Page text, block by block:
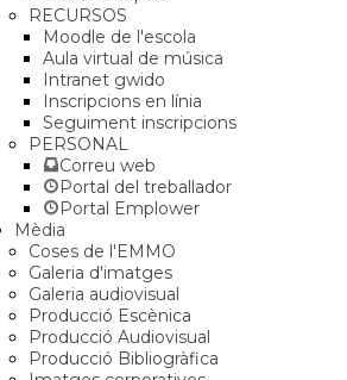
RECURSOS
Moodle de l'escola
Aula virtual de música
Intranet gwido
Inscripcions en línia
Seguiment inscripcions
PERSONAL
Correu web
Portal del treballador
Portal Emplower
Mèdia
Coses de l'EMMO
Galeria d'imatges
Galeria audiovisual
Producció Escènica
Producció Audiovisual
Producció Bibliogràfica